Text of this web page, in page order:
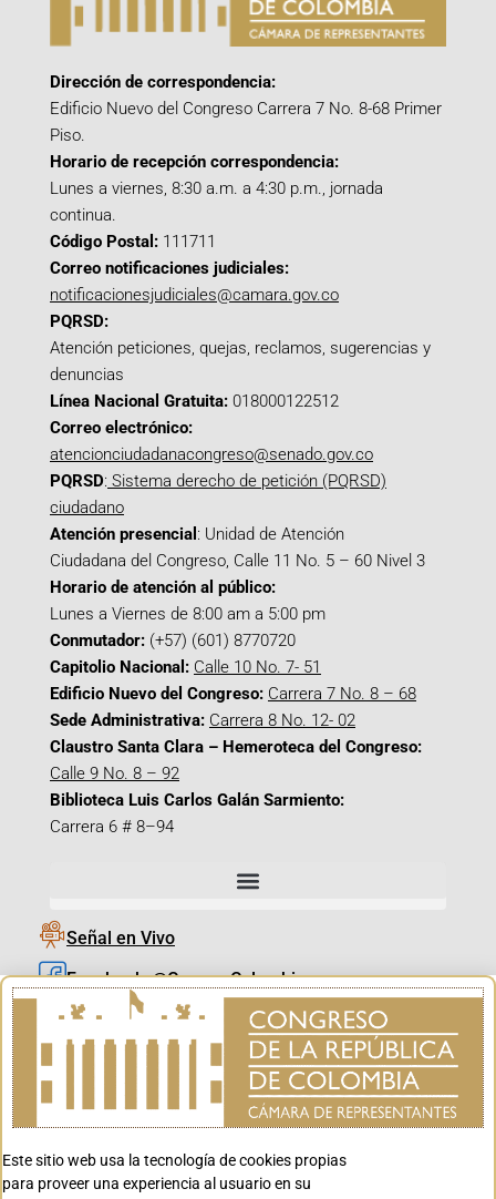
Dirección de correspondencia:
Edificio Nuevo del Congreso Carrera 7 No. 8-68 Primer
Piso.
Horario de recepción correspondencia:
Lunes a viernes, 8:30 a.m. a 4:30 p.m., jornada
continua.
Código Postal: 111711
Correo notificaciones judiciales:
notificacionesjudiciales@camara.gov.co
PQRSD:
Atención peticiones, quejas, reclamos, sugerencias y
denuncias
Línea Nacional Gratuita: 018000122512
Correo electrónico:
atencionciudadanacongreso@senado.gov.co
PQRSD: Sistema derecho de petición (PQRSD)
ciudadano
Atención presencial : Unidad de Atención
Ciudadana del Congreso, Calle 11 No. 5 – 60 Nivel 3
Horario de atención al público:
Lunes a Viernes de 8:00 am a 5:00 pm
Conmutador: (+57) (601) 8770720
Capitolio Nacional: Calle 10 No. 7- 51
Edificio Nuevo del Congreso: Carrera 7 No. 8 – 68
Sede Administrativa: Carrera 8 No. 12- 02
Claustro Santa Clara – Hemeroteca del Congreso:
Calle 9 No. 8 – 92
Biblioteca Luis Carlos Galán Sarmiento:
Carrera 6 # 8–94
Señal en Vivo
Facebook_@CamaraColombia
Instagram_@CamaraColombia
X_@CamaraColombia
Youtube_@CamaraColombia
Youtube_@CanalCongreso
Este sitio web usa la tecnología de cookies propias
para proveer una experiencia al usuario en su